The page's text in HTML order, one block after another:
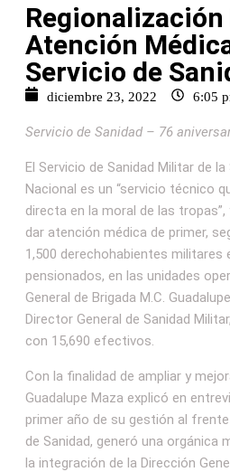
Atención
Servicio de
diciembre 23, 2022 6:05
Servicio de Sanidad – 76
El Servicio de Sanidad Militar de
Nacional es un “servicio técnico
directa en la moral de las
dar atención médica de primer,
1,500 derechohabientes militares
pensionados, en las unidades
General de Brigada M.C.
Director General de Sanidad
con 15,690 efectivos.
Con la finalidad de ampliar y
Guadalupe Maza explicó en
primer año de su gestión al
de Sanidad, generó una orgánica
la integración de la Dirección